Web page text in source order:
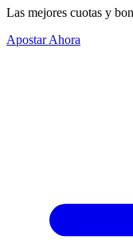
Las mejores cuotas y
Apostar Ahora